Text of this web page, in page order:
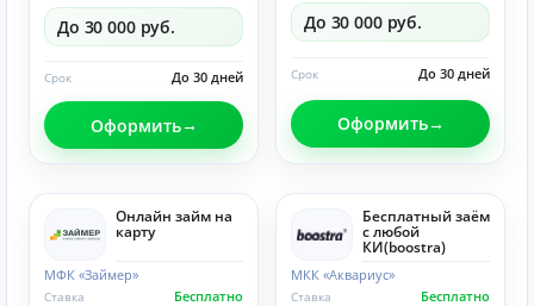
До 30 000 руб.
До 30 дней
Срок
Оформить
До 30 000 руб.
До 30 дней
Срок
Оформить
Онлайн займ на
карту
МФК «Займер»
Бесплатно
Ставка
Бесплатный заём
с любой
КИ(boostra)
МКК «Аквариус»
Бесплатно
Ставка